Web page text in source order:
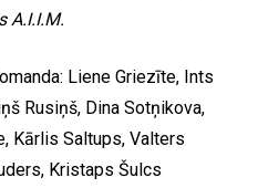
A.I.I.M.
Liene Griezīte, Ints
Rusiņš, Dina Sotņikova,
Kārlis Saltups, Valters
Kristaps Šulcs